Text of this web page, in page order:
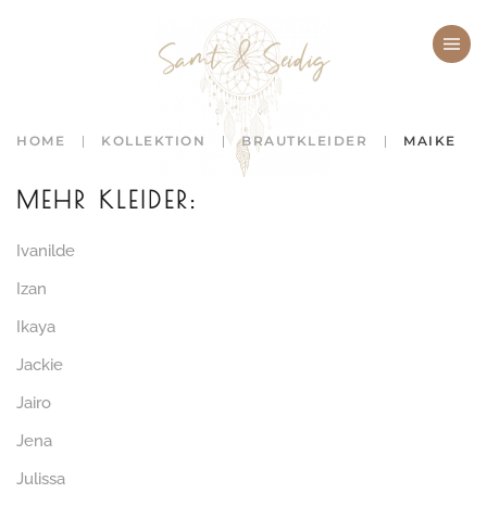
Zum Hauptinhalt springen
HOME KOLLEKTION BRAUTKLEIDER MAIKE
MEHR KLEIDER:
Ivanilde
Izan
Ikaya
Jackie
Jairo
Jena
Julissa